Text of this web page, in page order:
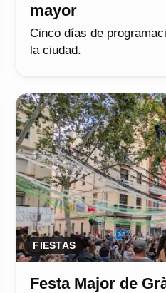
mayor
Cinco días de
la ciudad.
FIESTAS
Festa Major de